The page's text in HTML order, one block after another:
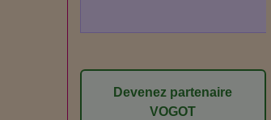
Devenez partenaire
VOGOT